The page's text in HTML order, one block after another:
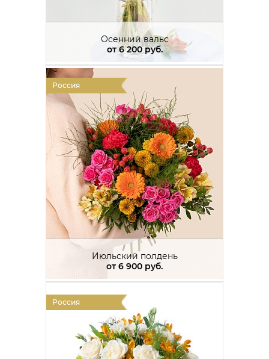
Осенний вальс
от6 200 руб.
Россия
Июльский полдень
от6 900 руб.
Россия